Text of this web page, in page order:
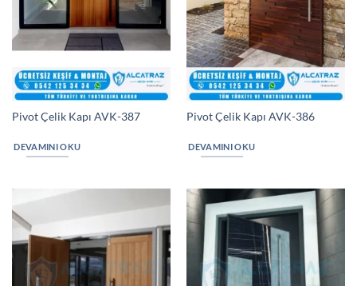
Pivot Çelik Kapı AVK-387
DEVAMINI OKU
Pivot Çelik Kapı AVK-386
DEVAMINI OKU